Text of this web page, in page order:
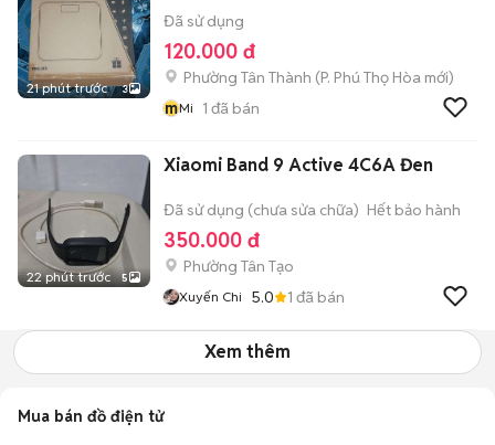
21 phút trước 3
Đã sử dụng
120.000 đ
Phường Tân Thành (P. Phú Thọ Hòa mới)
mMi 1 đã bán
22 phút trước 5
Xiaomi Band 9 Active 4C6A Đen
Đã sử dụng (chưa sửa chữa) Hết bảo hành
350.000 đ
Phường Tân Tạo
Xuyến Chi 5.0 1 đã bán
Xem thêm
Mua bán đồ điện tử